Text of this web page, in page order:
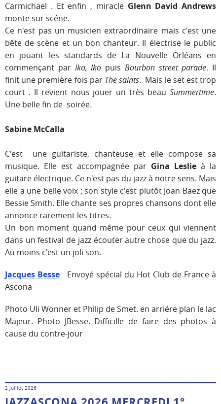
Carmichael . Et enfin , miracle Glenn David Andrews
monte sur scéne.
Ce n'est pas un musicien extraordinaire mais c'est une
bête de scène et un bon chanteur. Il électrise le public
en jouant les standards de La Nouvelle Orléans en
commençant par Iko, Iko puis Bourbon street parade. Il
finit une première fois par The saints. Mais le set est trop
court . Il revient nous jouer un très beau Summertime.
Une belle fin de soirée.
Sabine McCalla
C'est une guitariste, chanteuse et elle compose sa
musique. Elle est accompagnée par Gina Leslie à la
guitare électrique. Ce n'est pas du jazz à notre sens. Mais
elle a une belle voix ; son style c'est plutôt Joan Baez que
Bessie Smith. Elle chante ses propres chansons dont elle
annonce rarement les titres.
Un bon moment quand même pour ceux qui viennent
dans un festival de jazz écouter autre chose que du jazz.
Au moins c'est un joli son.
Jacques Besse Envoyé spécial du Hot Club de France à
Ascona
Photo Uli Wonner et Philip de Smet. en arriére plan le lac
Majeur. Photo JBesse. Difficille de faire des photos à
cause du contre-jour
2 juillet 2026